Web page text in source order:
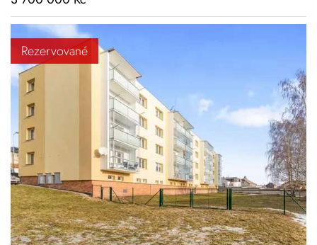
Rezervované